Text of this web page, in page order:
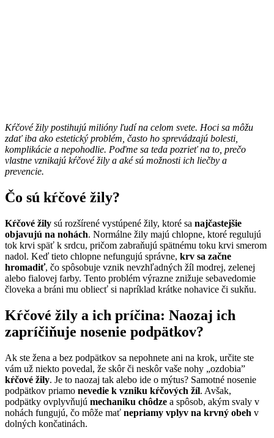
Kŕčové žily postihujú milióny ľudí na celom svete. Hoci sa môžu
zdať iba ako estetický problém, často ho sprevádzajú bolesti,
komplikácie a nepohodlie. Poďme sa teda pozrieť na to, prečo
vlastne vznikajú kŕčové žily a aké sú možnosti ich liečby a
prevencie.
Čo sú kŕčové žily?
Kŕčové žily sú rozšírené vystúpené žily, ktoré sa najčastejšie
objavujú na nohách. Normálne žily majú chlopne, ktoré regulujú
tok krvi späť k srdcu, pričom zabraňujú spätnému toku krvi smerom
nadol. Keď tieto chlopne nefungujú správne, krv sa začne
hromadiť, čo spôsobuje vznik nevzhľadných žíl modrej, zelenej
alebo fialovej farby. Tento problém výrazne znižuje sebavedomie
človeka a bráni mu obliecť si napríklad krátke nohavice či sukňu.
Kŕčové žily a ich príčina: Naozaj ich
zapríčiňuje nosenie podpätkov?
Ak ste žena a bez podpätkov sa nepohnete ani na krok, určite ste
vám už niekto povedal, že skôr či neskôr vaše nohy „ozdobia”
kŕčové žily. Je to naozaj tak alebo ide o mýtus? Samotné nosenie
podpätkov priamo nevedie k vzniku kŕčových žíl. Avšak,
podpätky ovplyvňujú mechaniku chôdze a spôsob, akým svaly v
nohách fungujú, čo môže mať nepriamy vplyv na krvný obeh v
dolných končatinách.